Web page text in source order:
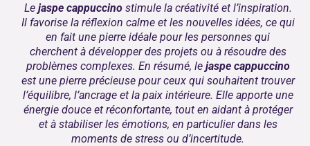
Le jaspe cappuccinostimule la créativité et l’inspiration.
Il favorise la réflexion calme et les nouvelles idées, ce qui
en fait une pierre idéale pour les personnes qui
cherchent à développer des projets ou à résoudre des
problèmes complexes. En résumé, le jaspe cappuccino
est une pierre précieuse pour ceux qui souhaitent trouver
l’équilibre, l’ancrage et la paix intérieure. Elle apporte une
énergie douce et réconfortante, tout en aidant à protéger
et à stabiliser les émotions, en particulier dans les
moments de stress ou d’incertitude.